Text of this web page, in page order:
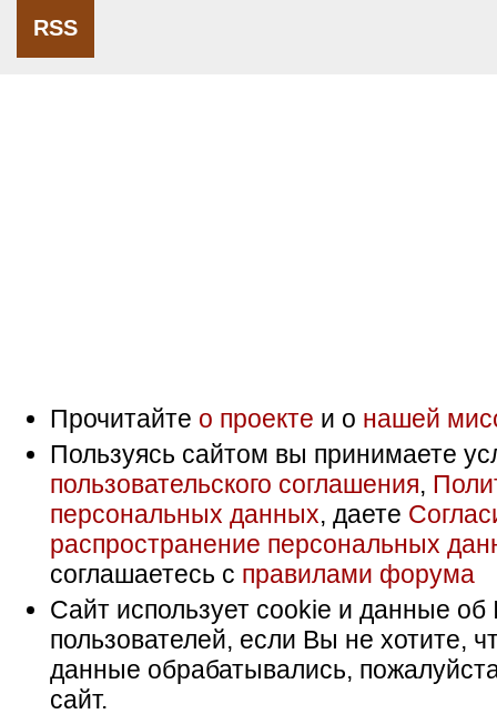
RSS
Прочитайте о проекте и о нашей
Пользуясь сайтом вы принимаете
пользовательского соглашения,
персональных данных, даете
распространение персональных
соглашаетесь с правилами форума
Сайт использует cookie и данные об
пользователей, если Вы не хотите,
данные обрабатывались,
сайт.